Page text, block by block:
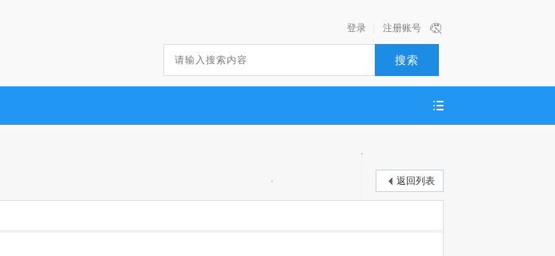
注册账号
登录
搜索
返回列表